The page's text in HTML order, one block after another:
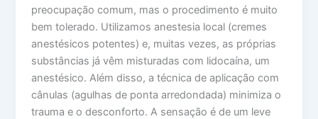
preocupação comum, mas o procedimento é muito
bem tolerado. Utilizamos anestesia local (cremes
anestésicos potentes) e, muitas vezes, as próprias
substâncias já vêm misturadas com lidocaína, um
anestésico. Além disso, a técnica de aplicação com
cânulas (agulhas de ponta arredondada) minimiza o
trauma e o desconforto. A sensação é de um leve